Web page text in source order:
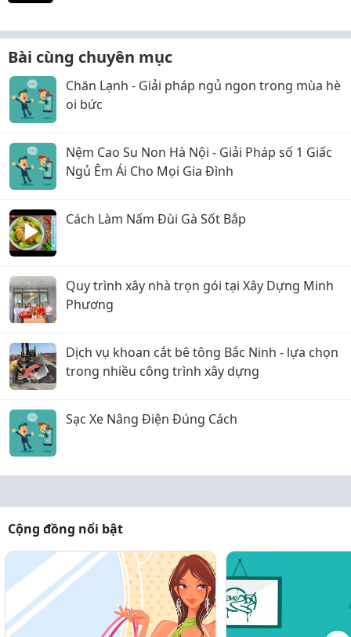
Bài cùng chuyên mục
Chăn Lạnh - Giải pháp ngủ ngon trong mùa hè
oi bức
Nệm Cao Su Non Hà Nội - Giải Pháp số 1 Giấc
Ngủ Êm Ái Cho Mọi Gia Đình
Cách Làm Nấm Đùi Gà Sốt Bắp
Quy trình xây nhà trọn gói tại Xây Dựng Minh
Phương
Dịch vụ khoan cắt bê tông Bắc Ninh - lựa chọn
trong nhiều công trình xây dựng
Sạc Xe Nâng Điện Đúng Cách
Cộng đồng nổi bật